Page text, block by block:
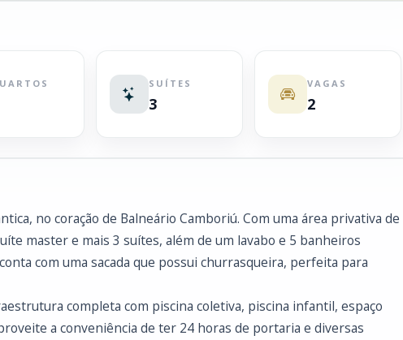
SUÍTES
3
VAGAS
2
no coração de Balneário Camboriú. Com uma área privativa de
master e mais 3 suítes, além de um lavabo e 5 banheiros
com uma sacada que possui churrasqueira, perfeita para
completa com piscina coletiva, piscina infantil, espaço
a conveniência de ter 24 horas de portaria e diversas